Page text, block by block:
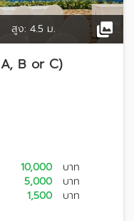
สูง: 4.5 ม.
B or C)
10,000
บาท
5,000
บาท
1,500
บาท